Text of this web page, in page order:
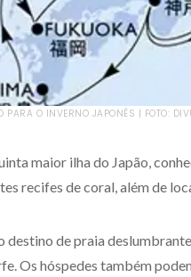
PARA O INVERNO JAPONÊS | FOTO:
maior ilha do Japão,
recifes de coral, além de
destino de praia
Os hóspedes também